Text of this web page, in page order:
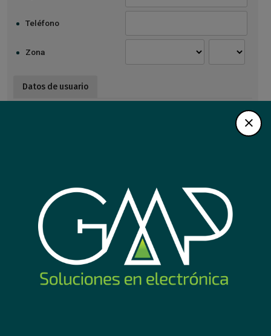
Teléfono
Zona
Datos de usuario
Boletín por email
Política de privacidad
En este sitio web, respetamos su información personal y en
vista de cumplir con las políticas de seguridad respectivas
concernientes a todo sitio web, que deberían ser obligatorias,
informo a ustedes lo siguiente.